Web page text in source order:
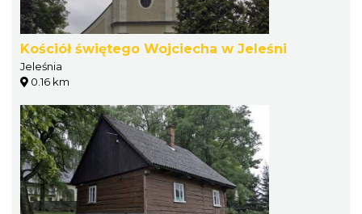
Kościół świętego Wojciecha w Jeleśni
Jeleśnia
0.16 km